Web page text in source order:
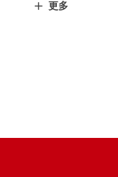
ꄶ 更多